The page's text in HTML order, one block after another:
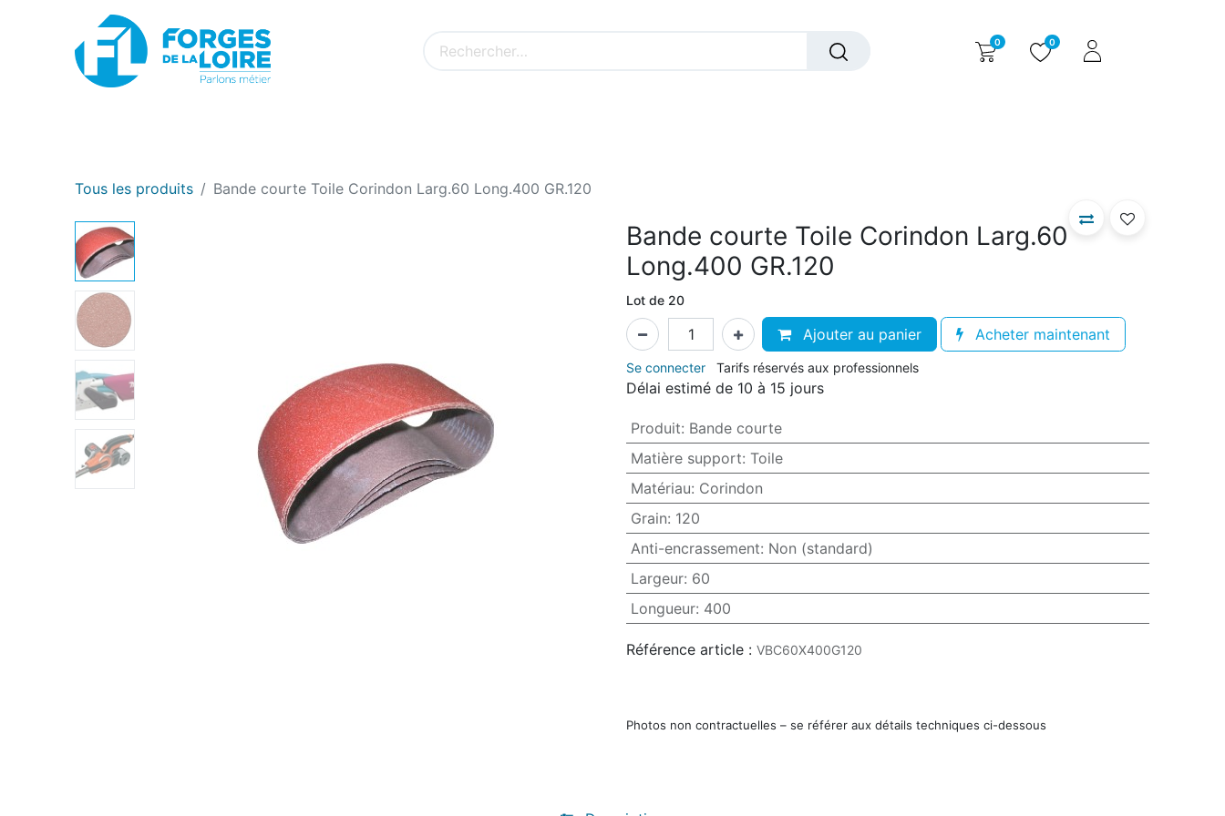
0 0
Tous les produits Bande courte Toile Corindon Larg.60 Long.400 GR.120
Bande courte Toile Corindon Larg.60
Long.400 GR.120
Lot de 20
Ajouter au panier Acheter maintenant
Se connecter Tarifs réservés aux professionnels
Délai estimé de 10 à 15 jours
Produit: Bande courte
Matière support: Toile
Matériau: Corindon
Grain: 120
Anti-encrassement: Non (standard)
Largeur: 60
Longueur: 400
Référence article : VBC60X400G120
Photos non contractuelles – se référer aux détails techniques ci-dessous